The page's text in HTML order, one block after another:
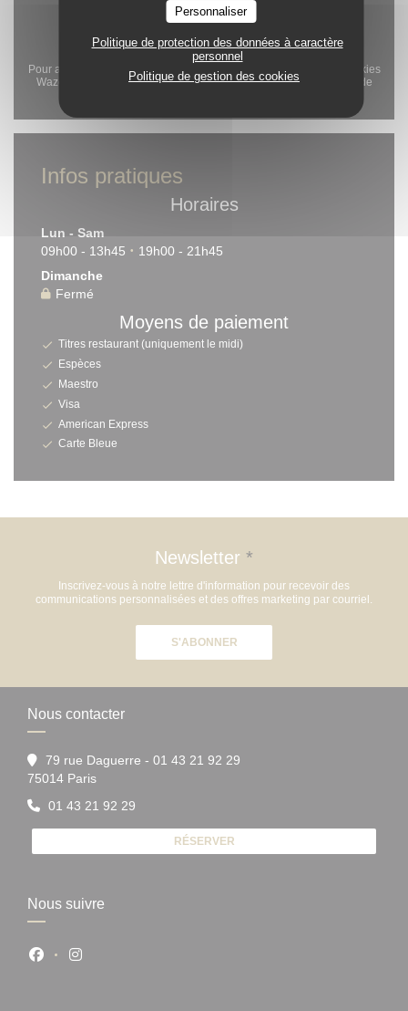
Personnaliser
Politique de protection des données à caractère
personnel
Politique de gestion des cookies
Pour afficher la carte interactive Waze, vous devez accepter les cookies
Waze Map (Google). Ces cookies peuvent collecter des données de
Infos pratiques
Horaires
Lun - Sam
09h00 - 13h45 •
19h00 - 21h45
Dimanche
Fermé
Moyens de paiement
Titres restaurant (uniquement le midi)
Espèces
Maestro
Visa
American Express
Carte Bleue
Newsletter *
Inscrivez-vous à notre lettre d'information pour recevoir des
communications personnalisées et des offres marketing par courriel.
S'ABONNER
Nous contacter
79 rue Daguerre - 01 43 21 92 29
75014 Paris((ouvre une nouvelle fenêtre))
01 43 21 92 29
RÉSERVER
Nous suivre
Facebook ((ouvre une nouvelle fenêtre))
Instagram ((ouvre une nouvelle fenêtre))